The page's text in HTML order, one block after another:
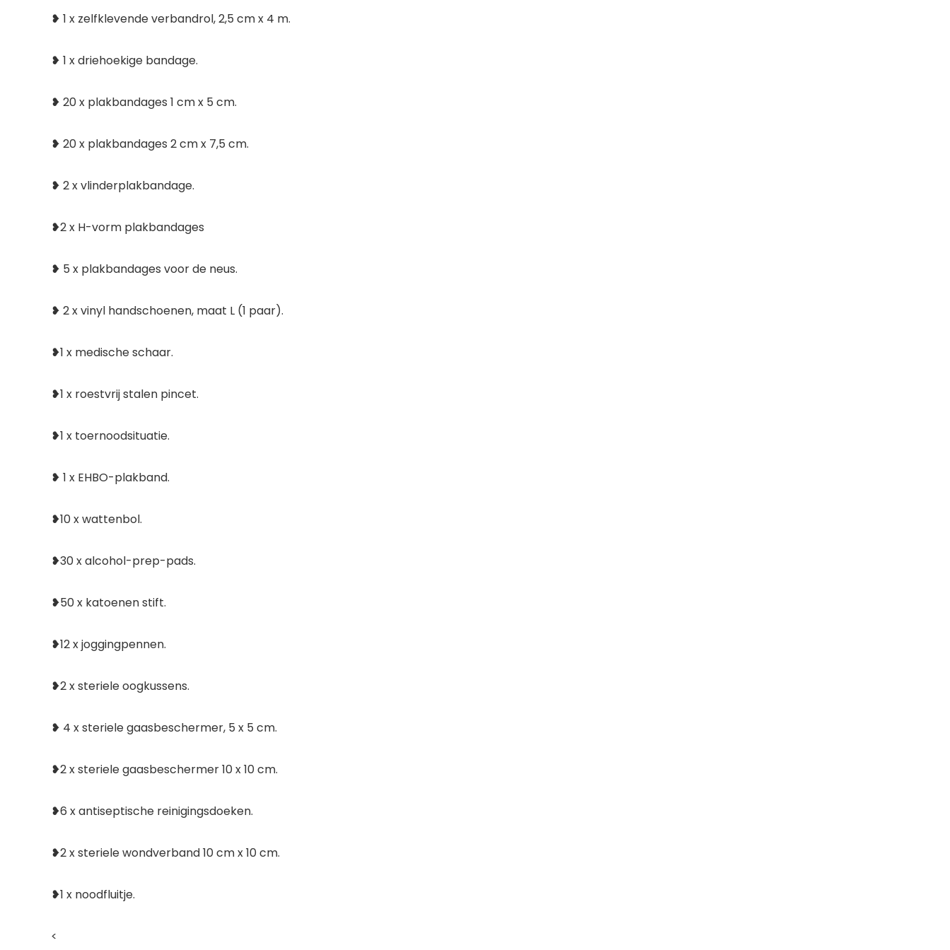
❥ 1 x zelfklevende verbandrol, 2,5 cm x 4 m.
❥ 1 x driehoekige bandage.
❥ 20 x plakbandages 1 cm x 5 cm.
❥ 20 x plakbandages 2 cm x 7,5 cm.
❥ 2 x vlinderplakbandage.
❥2 x H-vorm plakbandages
❥ 5 x plakbandages voor de neus.
❥ 2 x vinyl handschoenen, maat L (1 paar).
❥1 x medische schaar.
❥1 x roestvrij stalen pincet.
❥1 x toernoodsituatie.
❥ 1 x EHBO-plakband.
❥10 x wattenbol.
❥30 x alcohol-prep-pads.
❥50 x katoenen stift.
❥12 x joggingpennen.
❥2 x steriele oogkussens.
❥ 4 x steriele gaasbeschermer, 5 x 5 cm.
❥2 x steriele gaasbeschermer 10 x 10 cm.
❥6 x antiseptische reinigingsdoeken.
❥2 x steriele wondverband 10 cm x 10 cm.
❥1 x noodfluitje.
<